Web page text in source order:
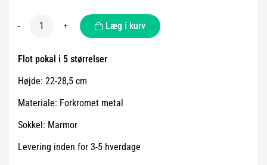
- + Læg i kurv
Flot pokal i 5 størrelser
Højde: 22-28,5 cm
Materiale: Forkromet metal
Sokkel: Marmor
Levering inden for 3-5 hverdage